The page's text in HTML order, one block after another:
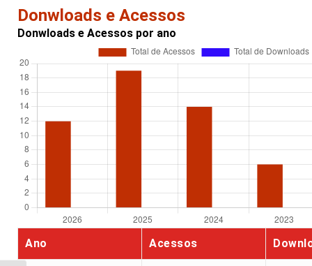
Donwloads e Acessos
Donwloads e Acessos por ano
Ano Acessos